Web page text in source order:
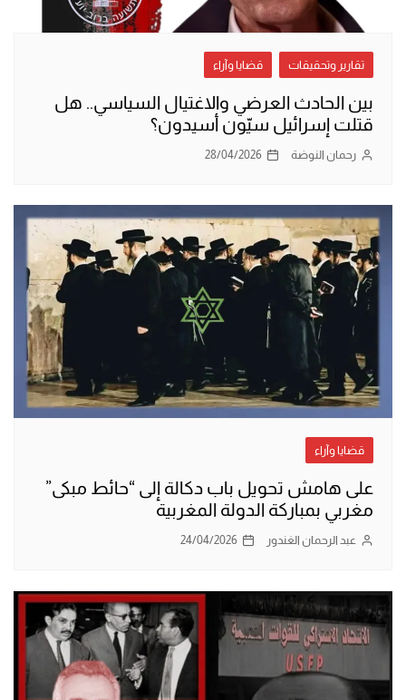
تقارير وتحقيقات قضايا وآراء
بين الحادث العرضي والاغتيال السياسي.. هل
قتلت إسرائيل سيّون أسيدون؟
رحمان النوضة 28/04/2026
قضايا وآراء
على هامش تحويل باب دكالة إلى “حائط مبكى”
مغربي بمباركة الدولة المغربية
عبد الرحمان الغندور 24/04/2026